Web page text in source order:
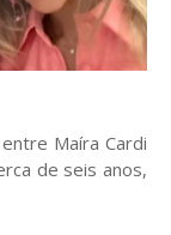
Maíra Cardi
de seis anos,